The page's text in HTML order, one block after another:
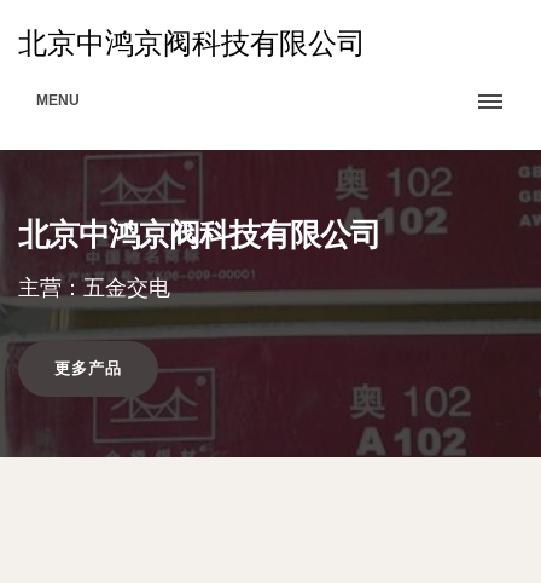
北京中鸿京阀科技有限公司
MENU
北京中鸿京阀科技有限公司
主营：五金交电
更多产品